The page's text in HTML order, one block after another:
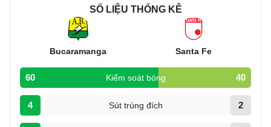
SỐ LIỆU THỐNG KÊ
Bucaramanga Santa Fe
60 Kiểm soát bóng 40
4 Sút trúng đích 2